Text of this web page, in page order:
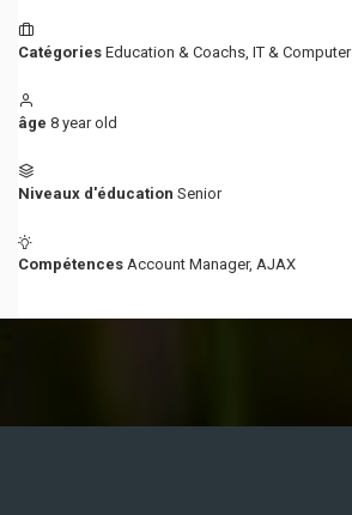
Catégories Education & Coachs, IT & Computer
âge 8 year old
Niveaux d'éducation Senior
Compétences Account Manager, AJAX